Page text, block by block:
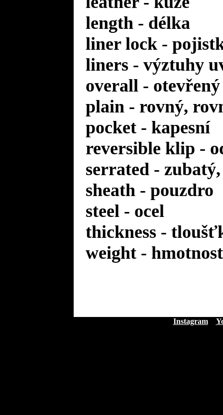
length - délka
liner lock -
liners - výztuhy
overall - otevřený
plain - rovný,
pocket - kapesní
reversible klip -
serrated -
sheath - pouzdro
steel - ocel
thickness -
weight - hmotnost
Instagram